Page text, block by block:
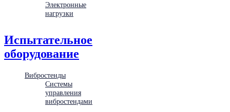
Электронные
нагрузки
Испытательное
оборудование
Вибростенды
Системы
управления
вибростендами